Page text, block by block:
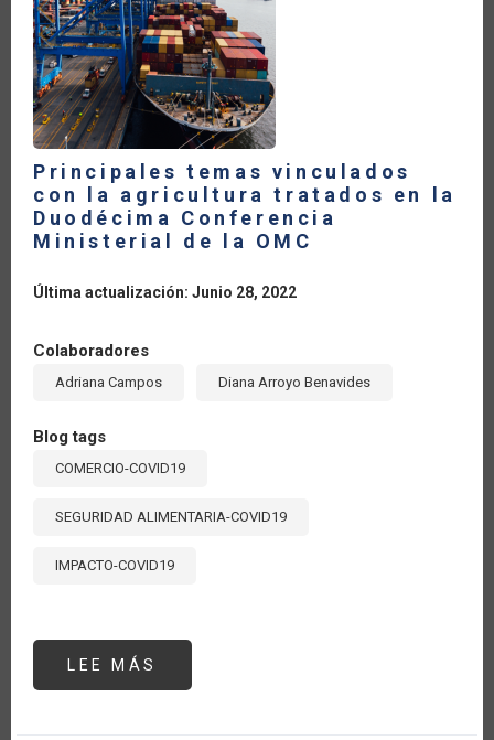
Principales temas vinculados
con la agricultura tratados en la
Duodécima Conferencia
Ministerial de la OMC
Última actualización: Junio 28, 2022
Colaboradores
Adriana Campos Diana Arroyo Benavides
Blog tags
COMERCIO-COVID19
SEGURIDAD ALIMENTARIA-COVID19
IMPACTO-COVID19
LEE MÁS
TEMAS